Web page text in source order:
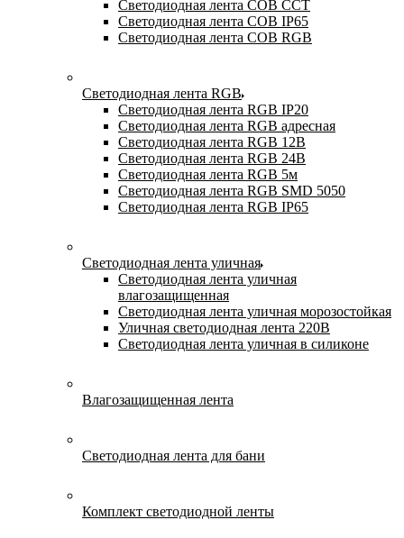
Светодиодная лента COB CCT
Светодиодная лента COB IP65
Светодиодная лента COB RGB
Светодиодная лента RGB
Светодиодная лента RGB IP20
Светодиодная лента RGB адресная
Светодиодная лента RGB 12В
Светодиодная лента RGB 24В
Светодиодная лента RGB 5м
Светодиодная лента RGB SMD 5050
Светодиодная лента RGB IP65
Светодиодная лента уличная
Светодиодная лента уличная
влагозащищенная
Светодиодная лента уличная морозостойкая
Уличная светодиодная лента 220В
Светодиодная лента уличная в силиконе
Влагозащищенная лента
Светодиодная лента для бани
Комплект светодиодной ленты